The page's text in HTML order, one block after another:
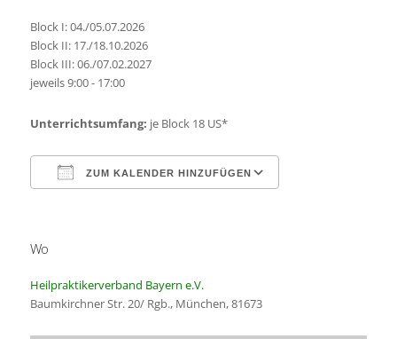
Block I: 04./05.07.2026
Block II: 17./18.10.2026
Block III: 06./07.02.2027
jeweils 9:00 - 17:00
Unterrichtsumfang: je Block 18 US*
ZUM KALENDER HINZUFÜGEN
Wo
Heilpraktikerverband Bayern e.V.
Baumkirchner Str. 20/ Rgb., München, 81673